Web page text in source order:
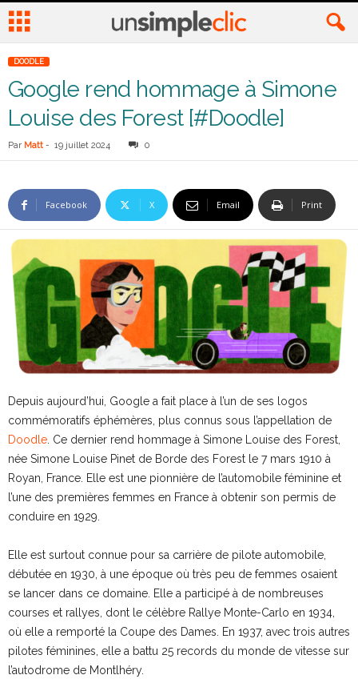
DOODLE
Google rend hommage à Simone
Louise des Forest [#Doodle]
Par Matt - 19 juillet 2024 0
Facebook X Email Print
Depuis aujourd’hui, Google a fait place à l’un de ses logos
commémoratifs éphémères, plus connus sous l’appellation de
Doodle . Ce dernier rend hommage à Simone Louise des Forest,
née Simone Louise Pinet de Borde des Forest le 7 mars 1910 à
Royan, France. Elle est une pionnière de l’automobile féminine et
l’une des premières femmes en France à obtenir son permis de
conduire en 1929.
Elle est surtout connue pour sa carrière de pilote automobile,
débutée en 1930, à une époque où très peu de femmes osaient
se lancer dans ce domaine. Elle a participé à de nombreuses
courses et rallyes, dont le célèbre Rallye Monte-Carlo en 1934,
où elle a remporté la Coupe des Dames. En 1937, avec trois autres
pilotes féminines, elle a battu 25 records du monde de vitesse sur
l’autodrome de Montlhéry.